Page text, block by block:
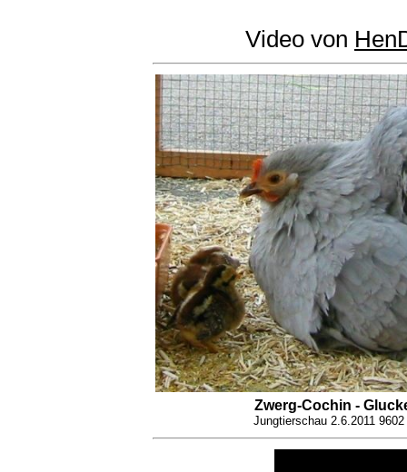
Video von
Zwerg-Cochin -
Jungtierschau 2.6.2011